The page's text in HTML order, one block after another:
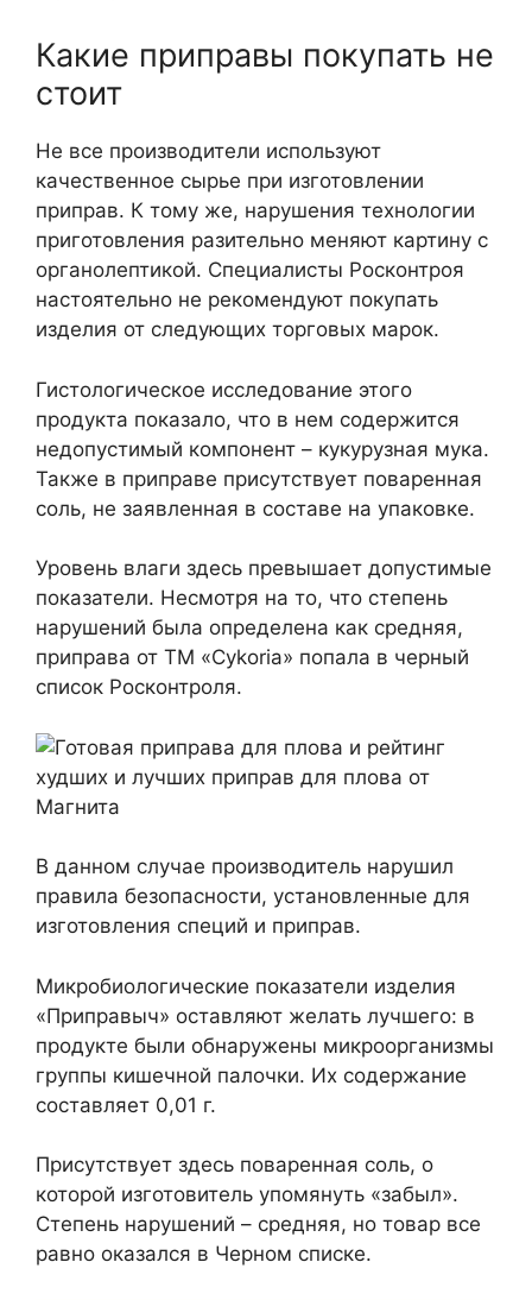
Какие приправы покупать не
стоит
Не все производители используют
качественное сырье при изготовлении
приправ. К тому же, нарушения технологии
приготовления разительно меняют картину с
органолептикой. Специалисты Росконтроя
настоятельно не рекомендуют покупать
изделия от следующих торговых марок.
Гистологическое исследование этого
продукта показало, что в нем содержится
недопустимый компонент – кукурузная мука.
Также в приправе присутствует поваренная
соль, не заявленная в составе на упаковке.
Уровень влаги здесь превышает допустимые
показатели. Несмотря на то, что степень
нарушений была определена как средняя,
приправа от ТМ «Cykoria» попала в черный
список Росконтроля.
В данном случае производитель нарушил
правила безопасности, установленные для
изготовления специй и приправ.
Микробиологические показатели изделия
«Приправыч» оставляют желать лучшего: в
продукте были обнаружены микроорганизмы
группы кишечной палочки. Их содержание
составляет 0,01 г.
Присутствует здесь поваренная соль, о
которой изготовитель упомянуть «забыл».
Степень нарушений – средняя, но товар все
равно оказался в Черном списке.